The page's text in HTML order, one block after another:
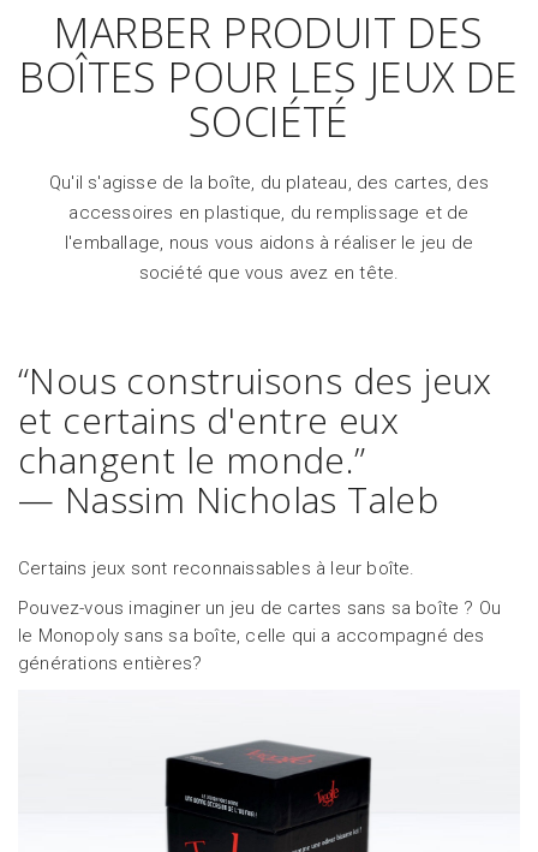
MARBER PRODUIT DES
BOÎTES POUR LES JEUX DE
SOCIÉTÉ
Qu'il s'agisse de la boîte, du plateau, des cartes, des
accessoires en plastique, du remplissage et de
l'emballage, nous vous aidons à réaliser le jeu de
société que vous avez en tête.
“Nous construisons des jeux
et certains d'entre eux
changent le monde.”
— Nassim Nicholas Taleb
Certains jeux sont reconnaissables à leur boîte.
Pouvez-vous imaginer un jeu de cartes sans sa boîte ? Ou
le Monopoly sans sa boîte, celle qui a accompagné des
générations entières?